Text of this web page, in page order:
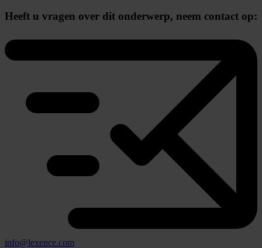
Heeft u vragen over dit onderwerp, neem contact op:
info@lexence.com